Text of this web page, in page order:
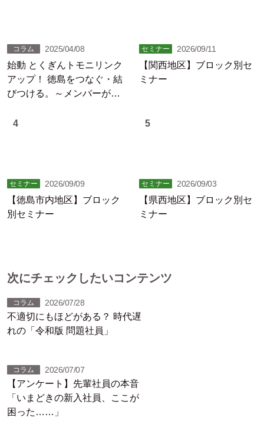
コラム 2025/04/08
始動 とくぎんトモニリンク
アップ！ 徳島をつなぐ・結
びつける。～メンバーが躍
セミナー 2026/09/11
【関西地区】ブロック別セ
ミナー
4
セミナー 2026/09/09
【徳島市内地区】ブロック
別セミナー
5
セミナー 2026/09/03
【県西地区】ブロック別セ
ミナー
次にチェックしたいコンテンツ
コラム 2026/07/28
不適切にもほどがある？ 時代遅
れの「令和版 問題社員」
コラム 2026/07/07
【アンケート】先輩社員の本音
「いまどきの新入社員、ここが
困った……」